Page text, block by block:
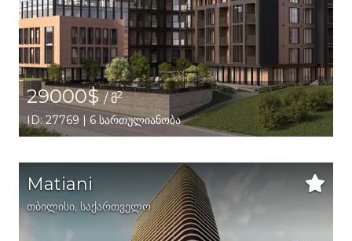
29000$/ მ2
ID: 27769 | 6 სართულიანობა
Matiani
თბილისი, საქართველო